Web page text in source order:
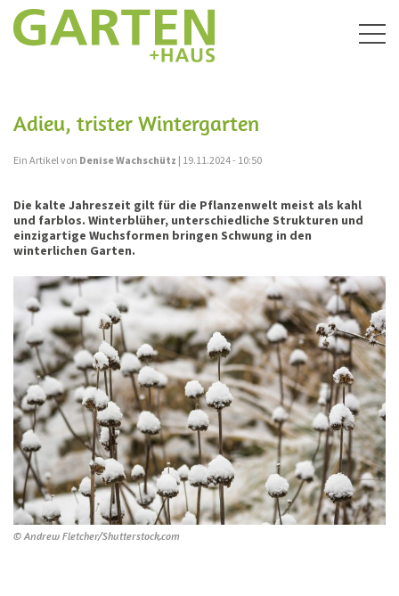
Adieu, trister Wintergarten
Ein Artikel von Denise Wachschütz | 19.11.2024 - 10:50
Die kalte Jahreszeit gilt für die Pflanzenwelt meist als kahl
und farblos. Winterblüher, unterschiedliche Strukturen und
einzigartige Wuchsformen bringen Schwung in den
winterlichen Garten.
© Andrew Fletcher/Shutterstock.com